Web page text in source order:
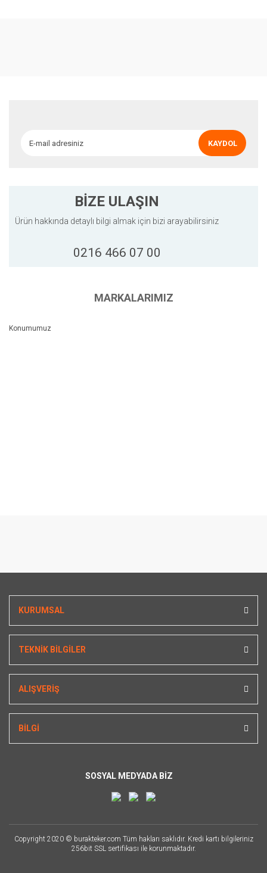
KAYDOL
BİZE ULAŞIN
Ürün hakkında detaylı bilgi almak için bizi arayabilirsiniz
0216 466 07 00
MARKALARIMIZ
Konumumuz
KURUMSAL
TEKNİK BİLGİLER
ALIŞVERİŞ
BİLGİ
SOSYAL MEDYADA BİZ
Copyright 2020 © burakteker.com Tüm hakları saklıdır. Kredi kartı bilgileriniz
256bit SSL sertifikası ile korunmaktadır.